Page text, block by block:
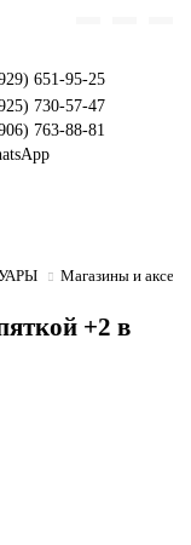
651-95-25
730-57-47
763-88-81
Магазины и
+2 в